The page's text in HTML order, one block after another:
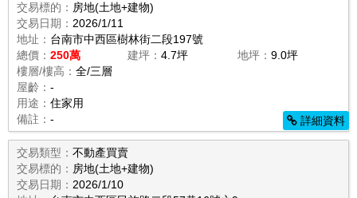
交易標的： 房地(土地+建物)
交易日期： 2026/1/11
地址： 台南市中西區樹林街二段197號
總價： 250萬 建坪： 4.7坪 地坪：9.0坪
樓層/樓高： 全/三層
屋齡： -
用途： 住家用
備註： - 詳細資料
交易類型： 不動產買賣
交易標的： 房地(土地+建物)
交易日期： 2026/1/10